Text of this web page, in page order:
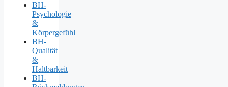
BH-
Psychologie
&
Körpergefühl
BH-
Qualität
&
Haltbarkeit
BH-